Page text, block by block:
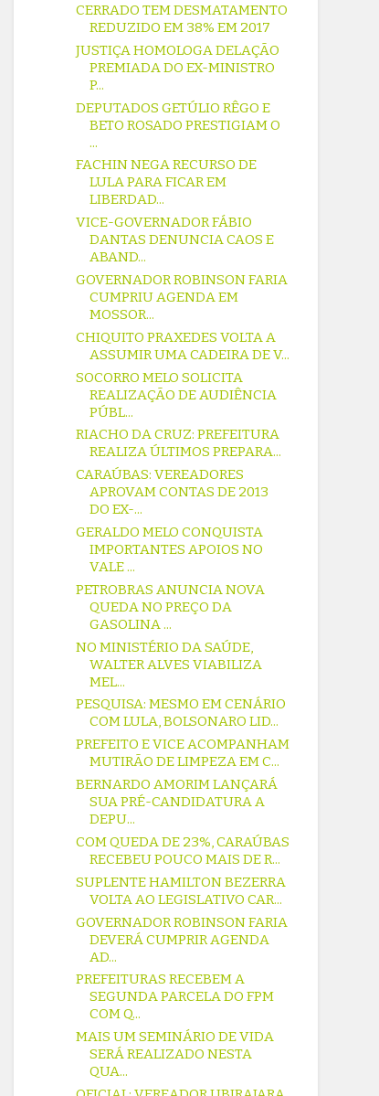
CERRADO TEM DESMATAMENTO
REDUZIDO EM 38% EM 2017
JUSTIÇA HOMOLOGA DELAÇÃO
PREMIADA DO EX-MINISTRO
P...
DEPUTADOS GETÚLIO RÊGO E
BETO ROSADO PRESTIGIAM O
...
FACHIN NEGA RECURSO DE
LULA PARA FICAR EM
LIBERDAD...
VICE-GOVERNADOR FÁBIO
DANTAS DENUNCIA CAOS E
ABAND...
GOVERNADOR ROBINSON FARIA
CUMPRIU AGENDA EM
MOSSOR...
CHIQUITO PRAXEDES VOLTA A
ASSUMIR UMA CADEIRA DE V...
SOCORRO MELO SOLICITA
REALIZAÇÃO DE AUDIÊNCIA
PÚBL...
RIACHO DA CRUZ: PREFEITURA
REALIZA ÚLTIMOS PREPARA...
CARAÚBAS: VEREADORES
APROVAM CONTAS DE 2013
DO EX-...
GERALDO MELO CONQUISTA
IMPORTANTES APOIOS NO
VALE ...
PETROBRAS ANUNCIA NOVA
QUEDA NO PREÇO DA
GASOLINA ...
NO MINISTÉRIO DA SAÚDE,
WALTER ALVES VIABILIZA
MEL...
PESQUISA: MESMO EM CENÁRIO
COM LULA, BOLSONARO LID...
PREFEITO E VICE ACOMPANHAM
MUTIRÃO DE LIMPEZA EM C...
BERNARDO AMORIM LANÇARÁ
SUA PRÉ-CANDIDATURA A
DEPU...
COM QUEDA DE 23%, CARAÚBAS
RECEBEU POUCO MAIS DE R...
SUPLENTE HAMILTON BEZERRA
VOLTA AO LEGISLATIVO CAR...
GOVERNADOR ROBINSON FARIA
DEVERÁ CUMPRIR AGENDA
AD...
PREFEITURAS RECEBEM A
SEGUNDA PARCELA DO FPM
COM Q...
MAIS UM SEMINÁRIO DE VIDA
SERÁ REALIZADO NESTA
QUA...